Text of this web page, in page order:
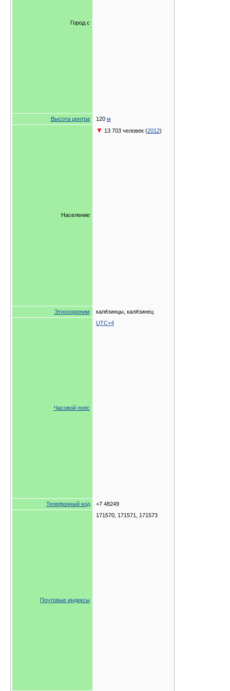
Город с
Высота центра 120 м
Население
▼ 13 703 человек (2012)
Этнохороним каля́зинцы, каля́зинец
Часовой пояс
UTC+4
Телефонный код +7 48249
Почтовые индексы
171570, 171571, 171573